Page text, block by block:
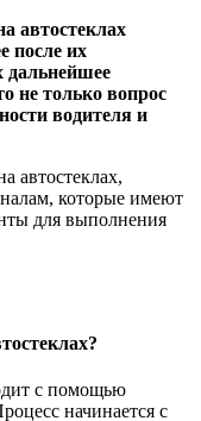
автостеклах
после их
дальнейшее
не только вопрос
водителя и
автостеклах,
которые имеют
для выполнения
с помощью
начинается с